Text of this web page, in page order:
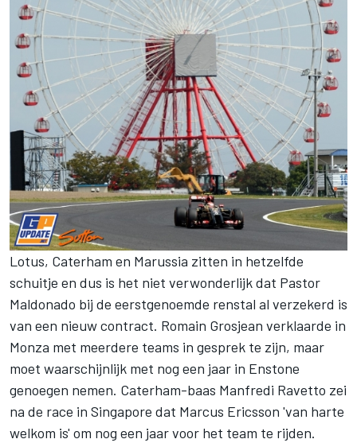
Lotus, Caterham en Marussia zitten in hetzelfde
schuitje en dus is het niet verwonderlijk dat Pastor
Maldonado bij de eerstgenoemde renstal al verzekerd is
van een nieuw contract. Romain Grosjean verklaarde in
Monza met meerdere teams in gesprek te zijn, maar
moet waarschijnlijk met nog een jaar in Enstone
genoegen nemen. Caterham-baas Manfredi Ravetto zei
na de race in Singapore dat Marcus Ericsson 'van harte
welkom is' om nog een jaar voor het team te rijden.